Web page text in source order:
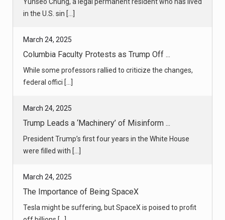
While some professors rallied to criticize the changes,
federal offici [...]
March 24, 2025
Trump Leads a ‘Machinery’ of Misinform ...
President Trump’s first four years in the White House
were filled with [...]
March 24, 2025
The Importance of Being SpaceX
Tesla might be suffering, but SpaceX is poised to profit
off billions [...]
March 24, 2025
Trump Asks Supreme Court to Block Ruli ...
An administration lawyer complained about what she